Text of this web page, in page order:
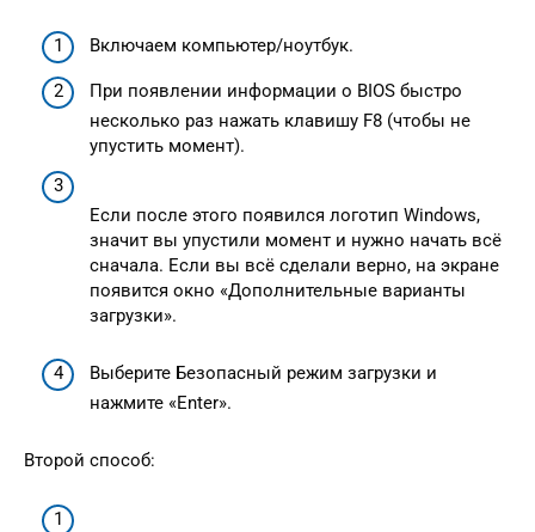
Включаем компьютер/ноутбук.
При появлении информации о BIOS быстро
несколько раз нажать клавишу F8 (чтобы не
упустить момент).
Если после этого появился логотип Windows,
значит вы упустили момент и нужно начать всё
сначала. Если вы всё сделали верно, на экране
появится окно «Дополнительные варианты
загрузки».
Выберите Безопасный режим загрузки и
нажмите «Enter».
Второй способ: